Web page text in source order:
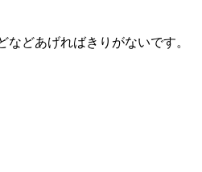
あげればきりがないです。